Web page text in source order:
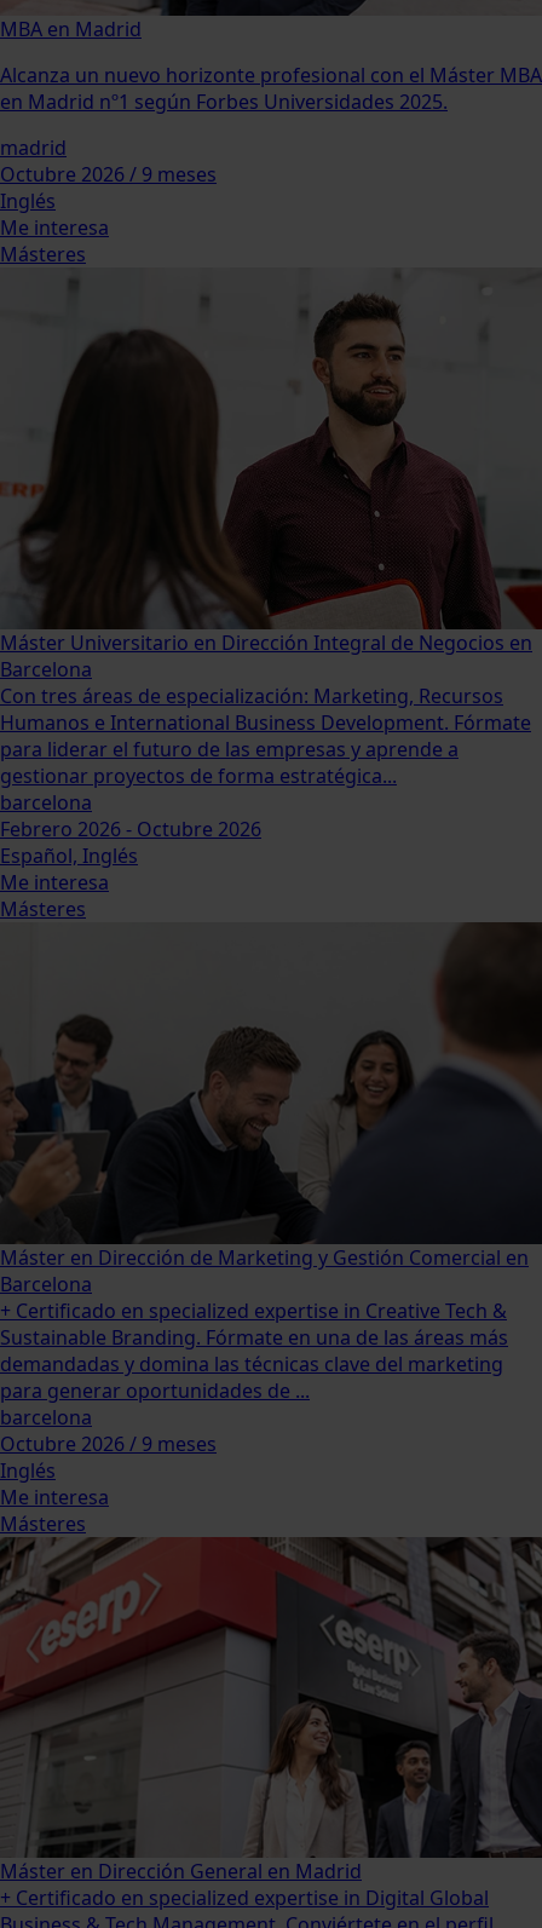
MBA en Madrid
Alcanza un nuevo horizonte profesional con el Máster MBA
en Madrid nº1 según Forbes Universidades 2025.
madrid
Octubre 2026 / 9 meses
Inglés
Me interesa
Másteres
Máster Universitario en Dirección Integral de Negocios en
Barcelona
Con tres áreas de especialización: Marketing, Recursos
Humanos e International Business Development. Fórmate
para liderar el futuro de las empresas y aprende a
gestionar proyectos de forma estratégica...
barcelona
Febrero 2026 - Octubre 2026
Español, Inglés
Me interesa
Másteres
Máster en Dirección de Marketing y Gestión Comercial en
Barcelona
+ Certificado en specialized expertise in Creative Tech &
Sustainable Branding. Fórmate en una de las áreas más
demandadas y domina las técnicas clave del marketing
para generar oportunidades de ...
barcelona
Octubre 2026 / 9 meses
Inglés
Me interesa
Másteres
Máster en Dirección General en Madrid
+ Certificado en specialized expertise in Digital Global